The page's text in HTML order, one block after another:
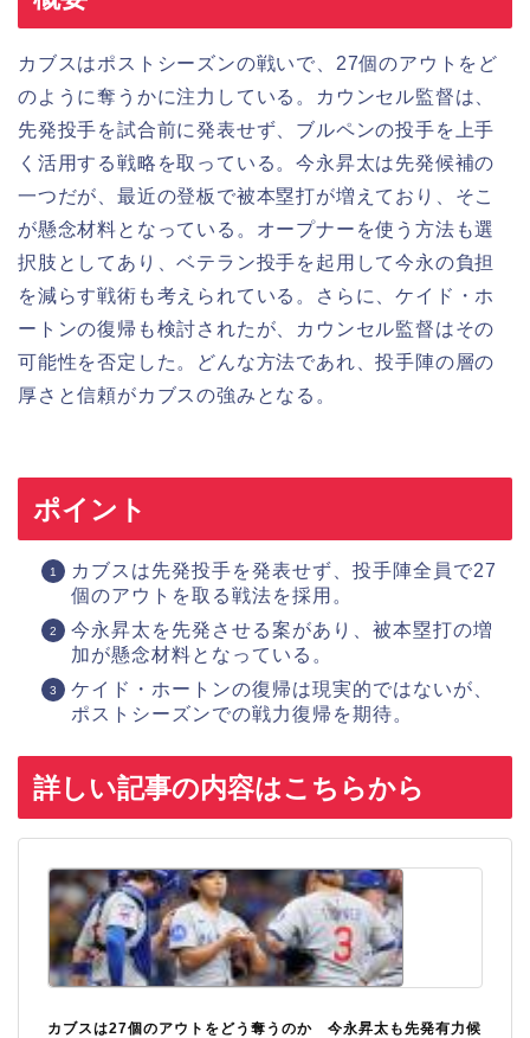
カブスはポストシーズンの戦いで、27個のアウトをど
のように奪うかに注力している。カウンセル監督は、
先発投手を試合前に発表せず、ブルペンの投手を上手
く活用する戦略を取っている。今永昇太は先発候補の
一つだが、最近の登板で被本塁打が増えており、そこ
が懸念材料となっている。オープナーを使う方法も選
択肢としてあり、ベテラン投手を起用して今永の負担
を減らす戦術も考えられている。さらに、ケイド・ホ
ートンの復帰も検討されたが、カウンセル監督はその
可能性を否定した。どんな方法であれ、投手陣の層の
厚さと信頼がカブスの強みとなる。
ポイント
カブスは先発投手を発表せず、投手陣全員で27
個のアウトを取る戦法を採用。
今永昇太を先発させる案があり、被本塁打の増
加が懸念材料となっている。
ケイド・ホートンの復帰は現実的ではないが、
ポストシーズンでの戦力復帰を期待。
詳しい記事の内容はこちらから
カブスは27個のアウトをどう奪うのか 今永昇太も先発有力候